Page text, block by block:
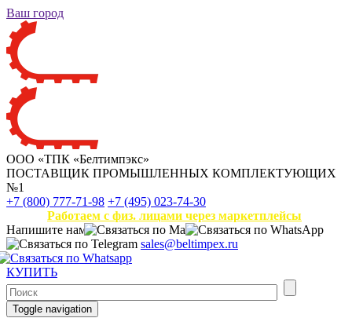
Ваш город
ООО «ТПК «Белтимпэкс»
ПОСТАВЩИК ПРОМЫШЛЕННЫХ КОМПЛЕКТУЮЩИХ
№1
+7 (800) 777-71-98 +7 (495) 023-74-30
Работаем с физ. лицами через маркетплейсы
Напишите нам
sales@beltimpex.ru
КУПИТЬ
Toggle navigation